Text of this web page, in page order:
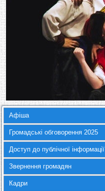
Афіша
Громадські обговорення 2025
Доступ до публічної інформації
Звернення громадян
Кадри